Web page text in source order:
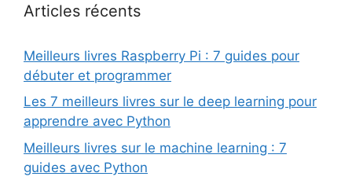
Articles récents
Meilleurs livres Raspberry Pi : 7 guides pour
débuter et programmer
Les 7 meilleurs livres sur le deep learning pour
apprendre avec Python
Meilleurs livres sur le machine learning : 7
guides avec Python